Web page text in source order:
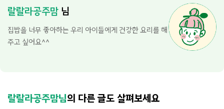
랄랄라공주맘 님
집밥을 너무 좋아하는 우리 아이들에게 건강한 요리를 해
주고 싶어요^^
랄랄라공주맘님의 다른 글도 살펴보세요